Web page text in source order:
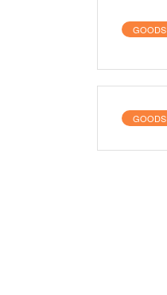
GOODS
GOODS